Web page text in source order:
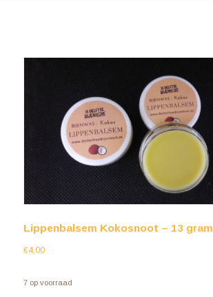
Lippenbalsem Kokosnoot – 13 gram
€4,00
7 op voorraad